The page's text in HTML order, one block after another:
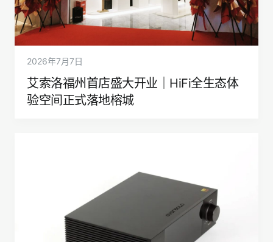
2026年7月7日
艾索洛福州首店盛大开业｜HiFi全生态体
验空间正式落地榕城